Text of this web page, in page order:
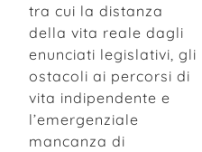
tra cui la distanza
della vita reale dagli
enunciati legislativi, gli
ostacoli ai percorsi di
vita indipendente e
l’emergenziale
mancanza di